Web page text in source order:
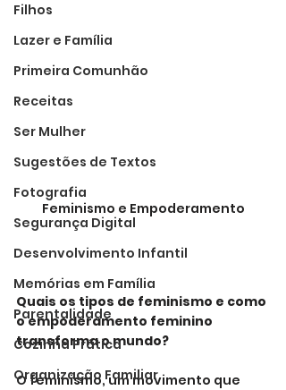
Filhos
Lazer e Família
Primeira Comunhão
Receitas
Ser Mulher
Sugestões de Textos
Fotografia
Segurança Digital
Desenvolvimento Infantil
Memórias em Família
Parentalidade
Cozinha Prática
Organização Familiar
Feminismo e Empoderamento
Quais os tipos de feminismo e como
o empoderamento feminino
transforma o mundo?
O feminismo, um movimento que